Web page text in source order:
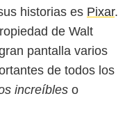
historias es Pixar.
de Walt
pantalla varios
de todos los
increíbles o